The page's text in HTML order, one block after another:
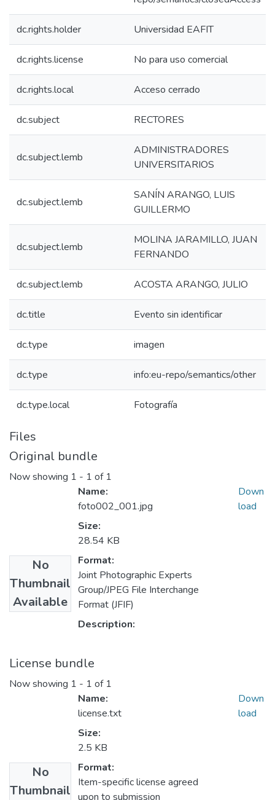
dc.rights.holder Universidad EAFIT
dc.rights.license No para uso comercial
dc.rights.local Acceso cerrado
dc.subject RECTORES
dc.subject.lemb
ADMINISTRADORES
UNIVERSITARIOS
dc.subject.lemb
SANÍN ARANGO, LUIS
GUILLERMO
dc.subject.lemb
MOLINA JARAMILLO, JUAN
FERNANDO
dc.subject.lemb ACOSTA ARANGO, JULIO
dc.title Evento sin identificar
dc.type imagen
dc.type info:eu-repo/semantics/other
dc.type.local Fotografía
Files
Original bundle
Now showing 1 - 1 of 1
No
Thumbnail
Available
Name:
foto002_001.jpg
Size:
28.54 KB
Format:
Joint Photographic Experts
Group/JPEG File Interchange
Format (JFIF)
Description:
Down
load
License bundle
Now showing 1 - 1 of 1
No
Thumbnail
Name:
license.txt
Size:
2.5 KB
Format:
Item-specific license agreed
upon to submission
Down
load